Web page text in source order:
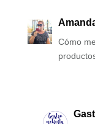
Cómo